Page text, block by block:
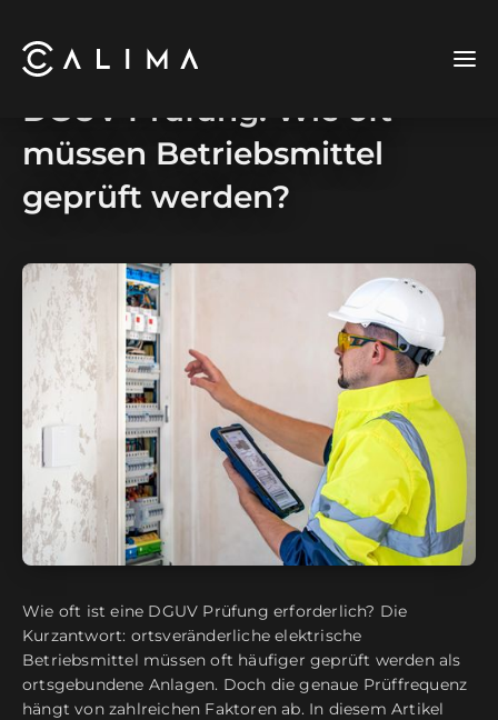
DGUV Prüfung: Wie oft
müssen Betriebsmittel
geprüft werden?
Wie oft ist eine DGUV Prüfung erforderlich? Die
Kurzantwort: ortsveränderliche elektrische
Betriebsmittel müssen oft häufiger geprüft werden als
ortsgebundene Anlagen. Doch die genaue Prüffrequenz
hängt von zahlreichen Faktoren ab. In diesem Artikel